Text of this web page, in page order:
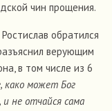
чин прощения.
обратился
верующим
в том числе из 6
како может Бог
не отчайся сама